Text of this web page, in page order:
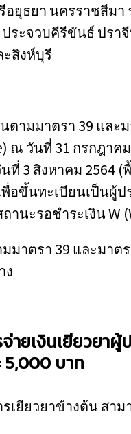
ยุธยา นครราชสีม
ระจวบคีรีขันธ์ ปรา
สิงห์บุรี
ตามมาตรา 39 และ
ณ วันที่ 31 กรกฎาค
ที่ 3 สิงหาคม 2564
อขึ้นทะเบียนเป็นผู้
านะรอชำระเงิน W
มาตรา 39 และมาต
ง
ายเงินเยียวยา
5,000 บาท
เยียวยาข้างต้น สา